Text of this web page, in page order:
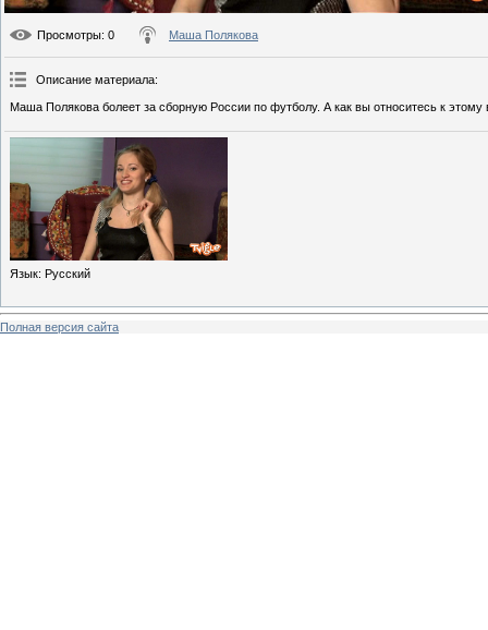
Просмотры: 0 Маша Полякова
Описание материала:
Маша Полякова болеет за сборную России по футболу. А как вы относитесь к этому
Язык: Русский
Полная версия сайта